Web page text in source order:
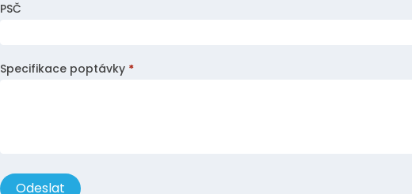
PSČ
Specifikace poptávky *
Odeslat